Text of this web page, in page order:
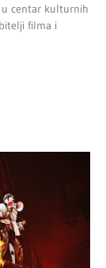
u centar kulturnih
filma i